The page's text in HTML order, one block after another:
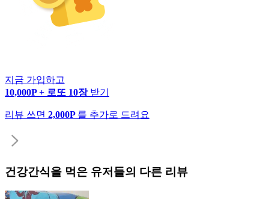
지금 가입하고
10,000P + 로또 10장 받기
리뷰 쓰면 2,000P 를 추가로 드려요
건강간식을 먹은 유저들의 다른 리뷰